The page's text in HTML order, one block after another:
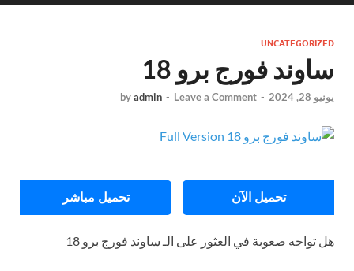
UNCATEGORIZED
ساوند فورج برو 18
يونيو 28, 2024 -
byadmin - Leave a Comment
تحميل الآن تحميل مباشر
هل تواجه صعوبة في العثور على الـ ساوند فورج برو 18